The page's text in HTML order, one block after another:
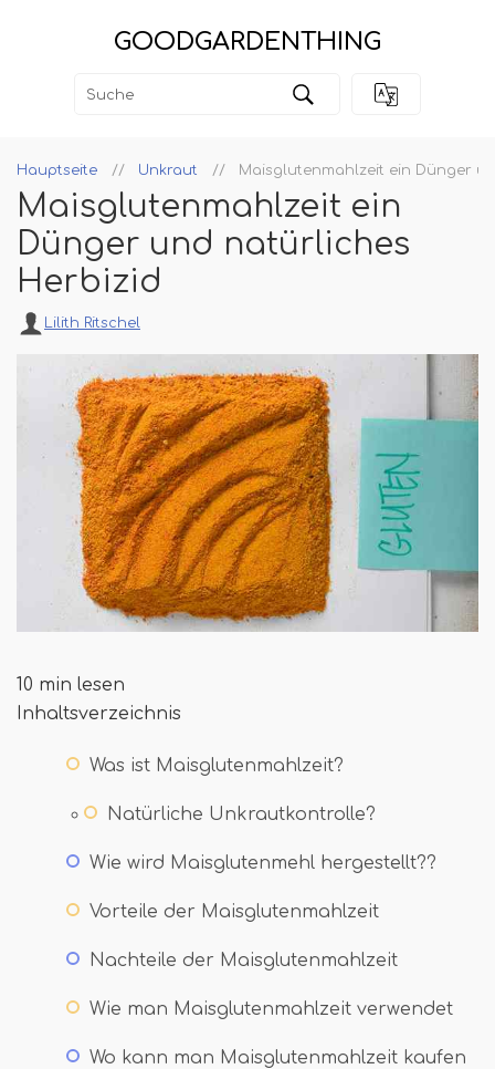
GOODGARDENTHING
Hauptseite Unkraut Maisglutenmahlzeit ein Dünger
Maisglutenmahlzeit ein
Dünger und natürliches
Herbizid
Lilith Ritschel
10 min lesen
Inhaltsverzeichnis
Was ist Maisglutenmahlzeit?
Natürliche Unkrautkontrolle?
Wie wird Maisglutenmehl hergestellt??
Vorteile der Maisglutenmahlzeit
Nachteile der Maisglutenmahlzeit
Wie man Maisglutenmahlzeit verwendet
Wo kann man Maisglutenmahlzeit kaufen